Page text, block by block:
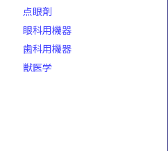
点眼剤
眼科用機器
歯科用機器
獣医学